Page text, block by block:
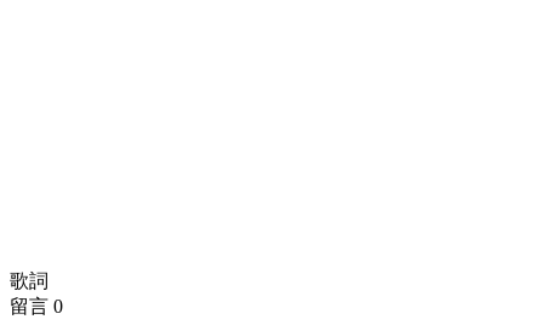
歌詞
留言 0